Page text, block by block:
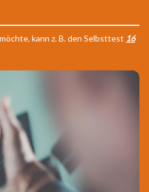
kann z. B. den Selbsttest 16